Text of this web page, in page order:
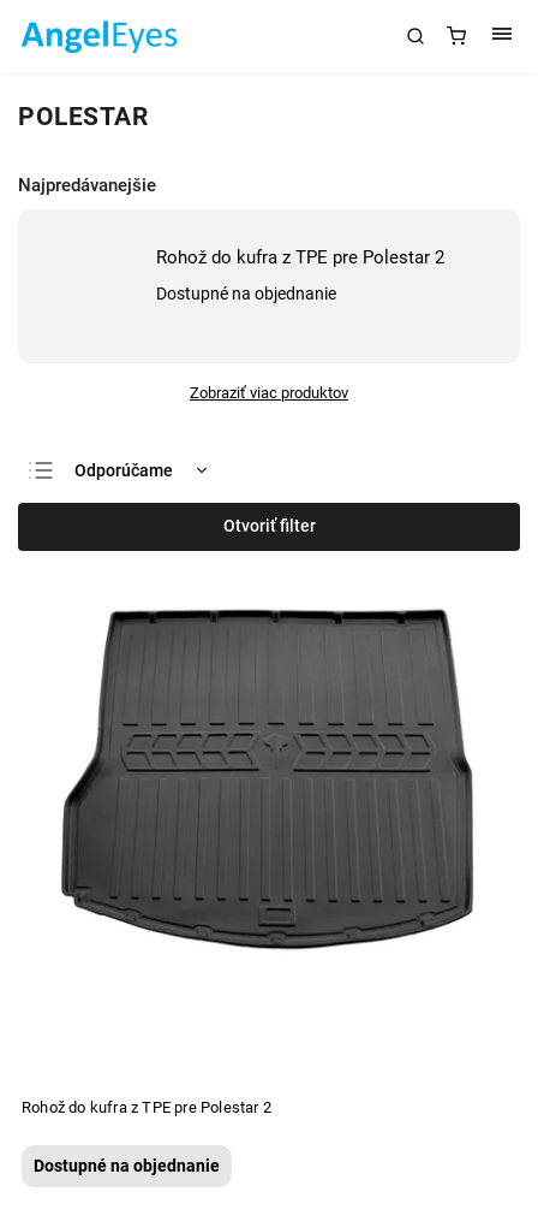
POLESTAR
Najpredávanejšie
Rohož do kufra z TPE pre Polestar 2
Dostupné na objednanie
Zobraziť viac produktov
Odporúčame
Najlacnejšie
Najdrahšie
Abecedne
Otvoriť filter
Rohož do kufra z TPE pre Polestar 2
Dostupné na objednanie